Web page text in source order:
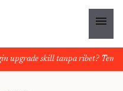
menu
upgrade skill tanpa ribet?